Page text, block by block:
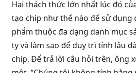
Hai thách thức lớn nhất lúc đó
tạo chip như thế nào để sử dụng
phẩm thuộc đa dạng danh mục
ty và làm sao để duy trì tính lâu
chip. Để trả lời câu hỏi trên, ông